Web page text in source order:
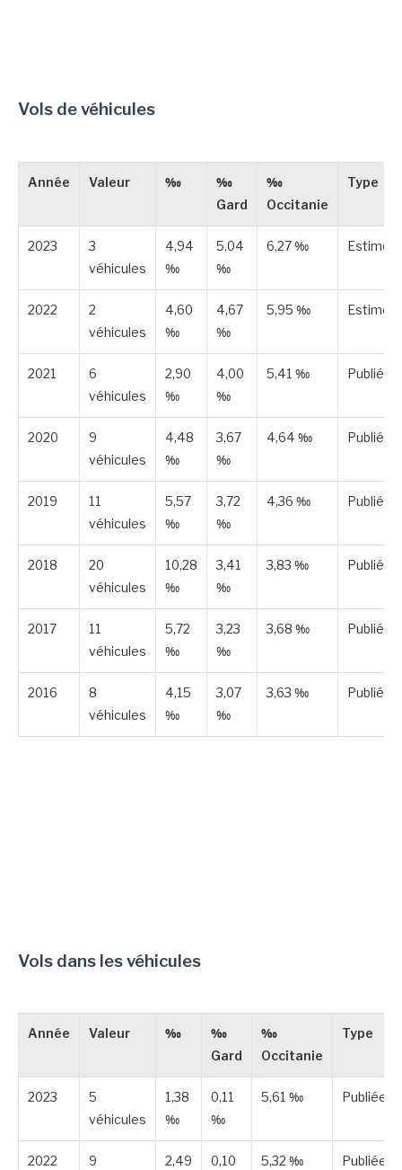
Vols de véhicules
Année Valeur ‰
‰
Gard
‰
Occitanie
Type
2023
3
véhicules
4,94
‰
5,04
‰
6,27 ‰ Estimée
2022
2
véhicules
4,60
‰
4,67
‰
5,95 ‰ Estimée
2021
6
véhicules
2,90
‰
4,00
‰
5,41 ‰ Publiée
2020
9
véhicules
4,48
‰
3,67
‰
4,64 ‰ Publiée
2019
11
véhicules
5,57
‰
3,72
‰
4,36 ‰ Publiée
2018
20
véhicules
10,28
‰
3,41
‰
3,83 ‰ Publiée
2017
11
véhicules
5,72
‰
3,23
‰
3,68 ‰ Publiée
2016
8
véhicules
4,15
‰
3,07
‰
3,63 ‰ Publiée
Vols dans les véhicules
Année Valeur ‰
‰
Gard
‰
Occitanie
Type
2023
5
véhicules
1,38
‰
0,11
‰
5,61 ‰ Publiée
2022
9
2,49
0,10
5,32 ‰ Publiée